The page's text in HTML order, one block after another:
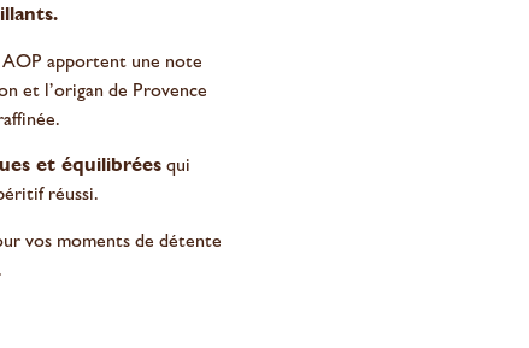
apportent une note
et l’origan de Provence
et équilibréesqui
réussi.
vos moments de détente